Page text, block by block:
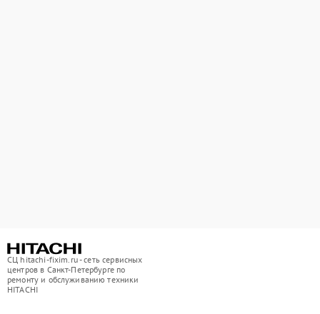
СЦ hitachi-fixim.ru - сеть сервисных
центров в Санкт-Петербурге по
ремонту и обслуживанию техники
HITACHI